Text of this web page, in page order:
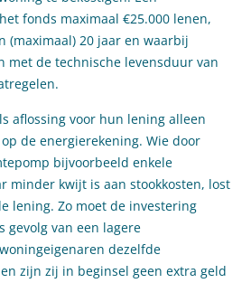
fonds maximaal €25.000 lenen,
(maximaal) 20 jaar en waarbij
met de technische levensduur van
aflossing voor hun lening alleen
de energierekening. Wie door
bijvoorbeeld enkele
minder kwijt is aan stookkosten, lost
lening. Zo moet de investering
gevolg van een lagere
dezelfde
zijn zij in beginsel geen extra geld